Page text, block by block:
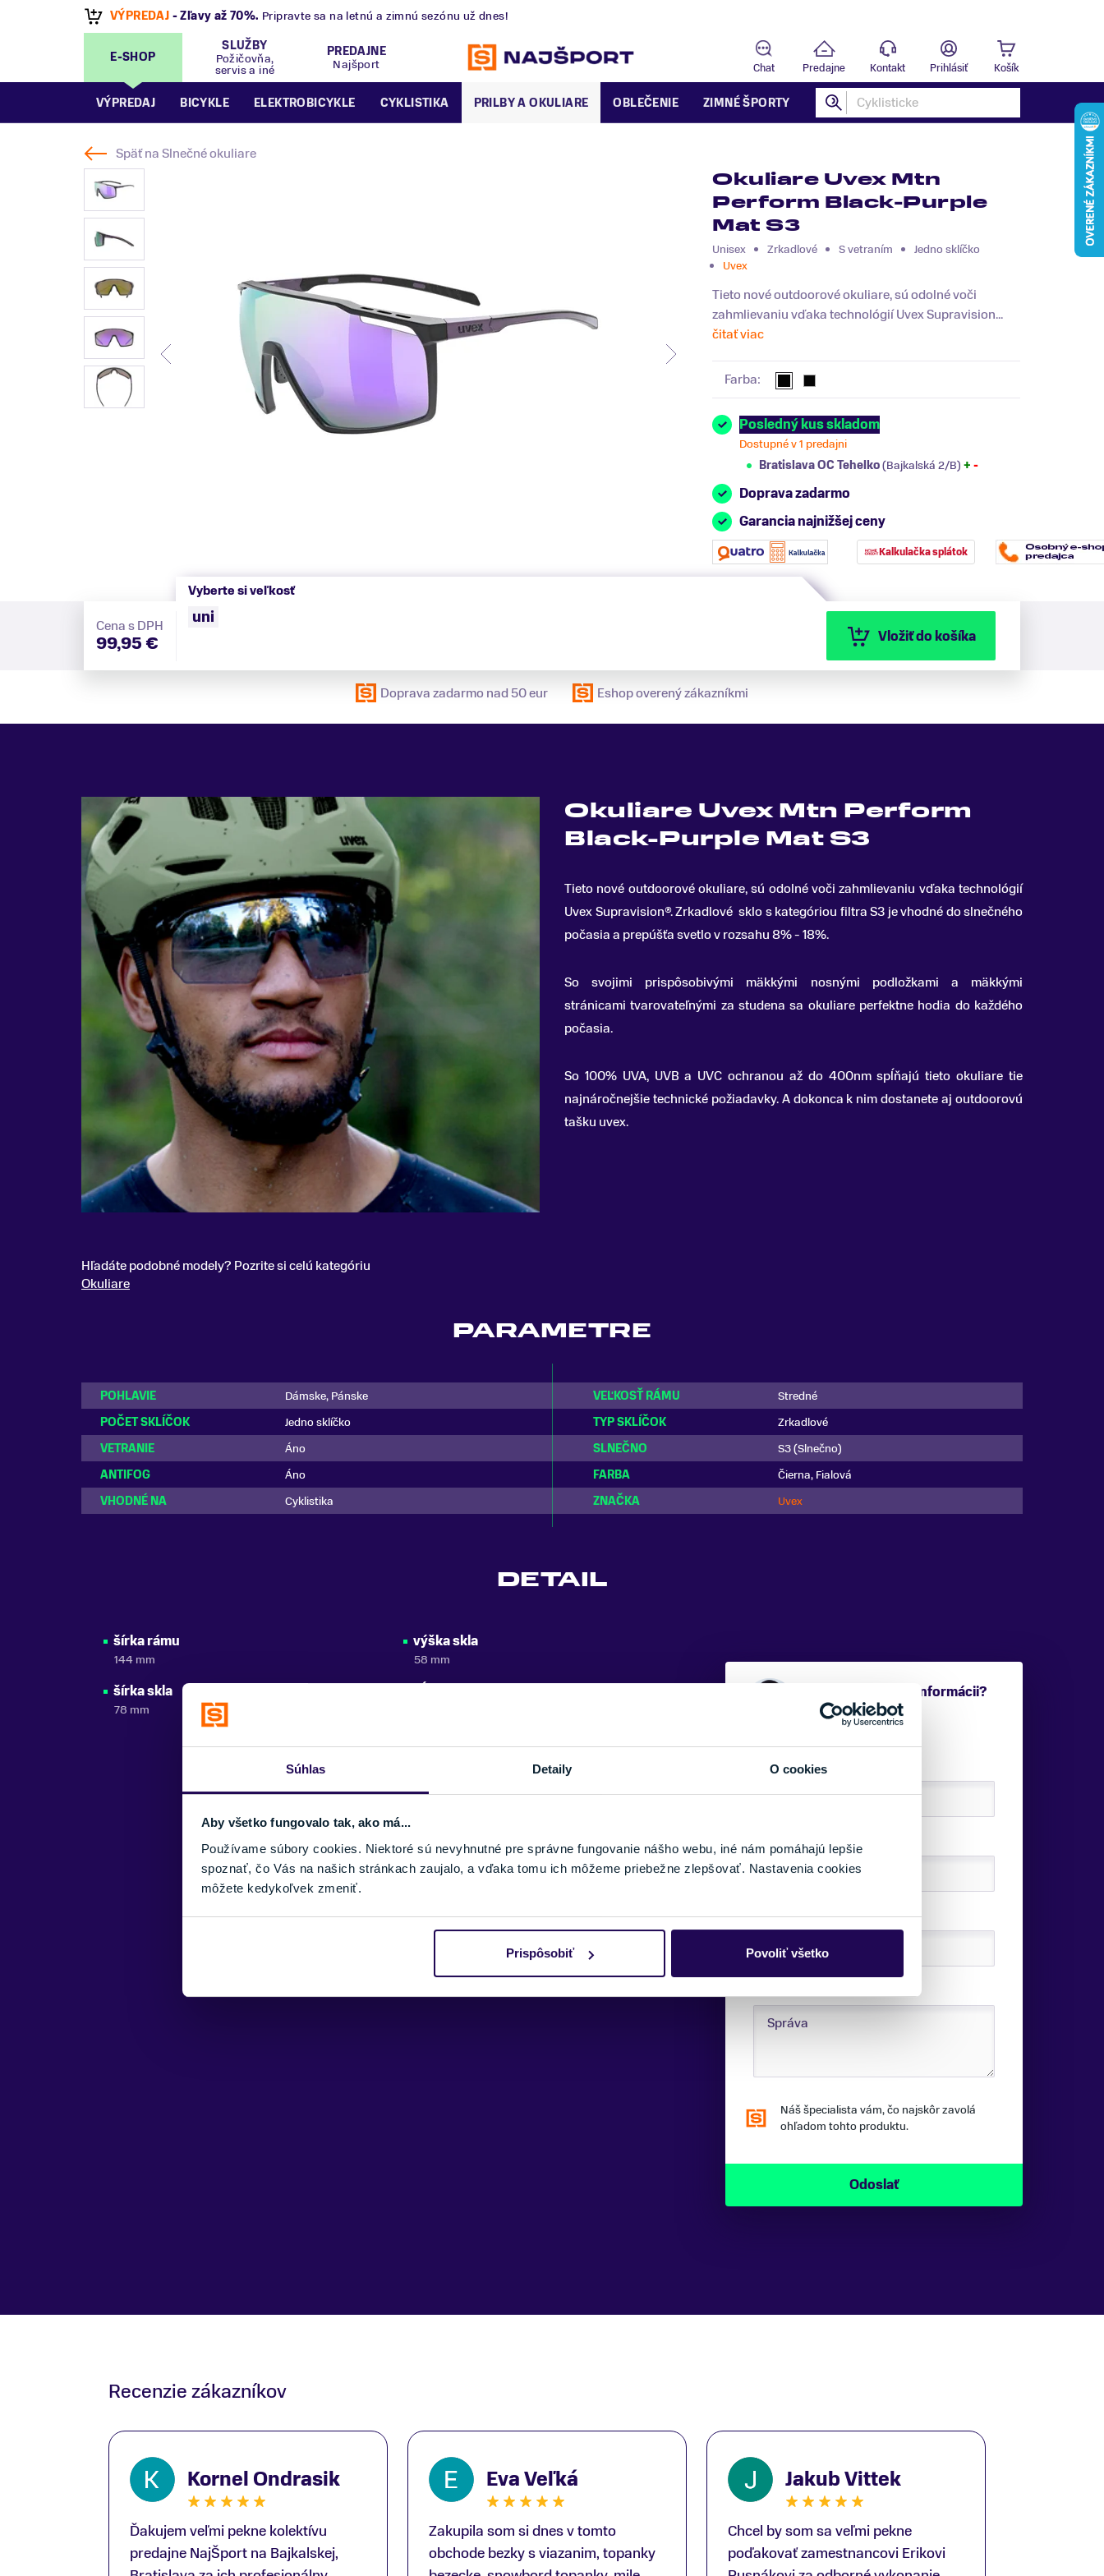
Súhlas Detaily O cookies
Aby všetko fungovalo tak, ako má...
Používame súbory cookies. Niektoré sú nevyhnutné pre správne fungovanie nášho webu, iné nám pomáhajú lepšie
spoznať, čo Vás na našich stránkach zaujalo, a vďaka tomu ich môžeme priebežne zlepšovať. Nastavenia cookies
môžete kedykoľvek zmeniť.
Prispôsobiť Povoliť všetko
PredajňaBratislava OC Tehelko,Bajkalská 2/B otvorenádnes do 18:00.
E-SHOP
SLUŽBY
Požičovňa,
servis a iné
PREDAJNE
Najšport
Chat Predajne Kontakt Prihlásiť Košík
VÝPREDAJ BICYKLE ELEKTROBICYKLE CYKLISTIKA PRILBY A OKULIARE OBLEČENIE ZIMNÉ ŠPORTY
Späť naSlnečné okuliare
Okuliare Uvex Mtn
Perform Black-Purple
Mat S3
Unisex Zrkadlové S vetraním
Jedno sklíčko
Uvex
Tieto nové outdoorové okuliare, sú odolné voči
zahmlievaniu vďaka technológií Uvex Supravision...
čitať viac
Farba:
Posledný kus skladom
Dostupné v 1 predajni
Bratislava OC Tehelko(Bajkalská 2/B) + -
Doprava zadarmo
Garancia najnižšej ceny
Kalkulačka splátok
Cena s DPH
99,95 €
Vyberte si veľkosť
uni
Vložiť do košíka
Doprava zadarmo nad 50 eur Eshop overený zákazníkmi
Okuliare Uvex Mtn Perform
Black-Purple Mat S3
Tieto nové outdoorové okuliare, sú odolné voči zahmlievaniu vďaka technológií
Uvex Supravision®.Zrkadlové sklo s kategóriou filtra S3 je vhodné do slnečného
počasia a prepúšťa svetlo v rozsahu 8% - 18%.
So svojimi prispôsobivými mäkkými nosnými podložkami a mäkkými
stránicami tvarovateľnými za studena sa okuliare perfektne hodia do každého
počasia.
So 100% UVA, UVB a UVC ochranou až do 400nm spĺňajú tieto okuliare tie
najnáročnejšie technické požiadavky. A dokonca k nim dostanete aj outdoorovú
tašku uvex.
Hľadáte podobné modely? Pozrite si celú kategóriu
Okuliare
PARAMETRE
POHLAVIE Dámske, Pánske VEĽKOSŤ RÁMU
Stredné
POČET SKLÍČOK
Jedno sklíčko TYP SKLÍČOK
Zrkadlové
VETRANIE
Áno SLNEČNO
S3 (Slnečno)
ANTIFOG
Áno FARBA
Čierna, Fialová
VHODNÉ NA
Cyklistika ZNAČKA Uvex
DETAIL
šírka rámu
144 mm
šírka skla
78 mm
výška skla
58 mm
Potrebujete viac informácii?
Sme tu pre vás.
VAŠE MENO:
TELEFÓNNE ČÍSLO:
Náš špecialista vám, čo najskôr zavolá
ohľadom tohto produktu.
Recenzie zákazníkov
Kornel Ondrasik
Ďakujem veľmi pekne kolektívu
predajne NajŠport na Bajkalskej,
Eva Veľká
Zakupila som si dnes v tomto
obchode bezky s viazanim, topanky
Jakub Vittek
Chcel by som sa veľmi pekne
poďakovať zamestnancovi Erikovi